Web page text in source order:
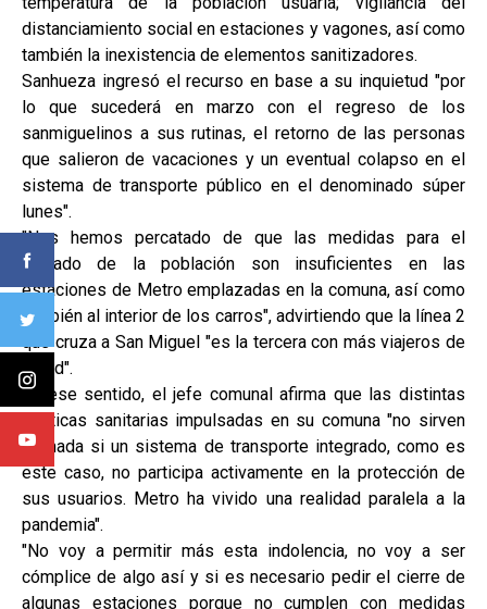
distanciamiento social en estaciones y vagones, así como
también la inexistencia de elementos sanitizadores.
Sanhueza ingresó el recurso en base a su inquietud "por
lo que sucederá en marzo con el regreso de los
sanmiguelinos a sus rutinas, el retorno de las personas
que salieron de vacaciones y un eventual colapso en el
sistema de transporte público en el denominado súper
lunes".
"Nos hemos percatado de que las medidas para el
cuidado de la población son insuficientes en las
estaciones de Metro emplazadas en la comuna, así como
también al interior de los carros", advirtiendo que la línea 2
que cruza a San Miguel "es la tercera con más viajeros de
la red".
En ese sentido, el jefe comunal afirma que las distintas
políticas sanitarias impulsadas en su comuna "no sirven
de nada si un sistema de transporte integrado, como es
este caso, no participa activamente en la protección de
sus usuarios. Metro ha vivido una realidad paralela a la
pandemia".
"No voy a permitir más esta indolencia, no voy a ser
cómplice de algo así y si es necesario pedir el cierre de
algunas estaciones porque no cumplen con medidas